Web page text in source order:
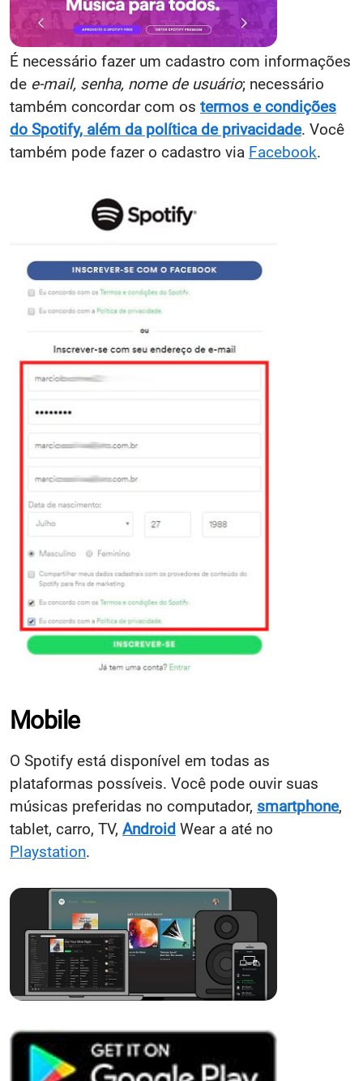
É necessário fazer um cadastro com informações
de e-mail, senha, nome de usuário; necessário
também concordar com os termos e condições
do Spotify, além da política de privacidade. Você
também pode fazer o cadastro via Facebook.
Mobile
O Spotify está disponível em todas as
plataformas possíveis. Você pode ouvir suas
músicas preferidas no computador, smartphone,
tablet, carro, TV, Android Wear a até no
Playstation.